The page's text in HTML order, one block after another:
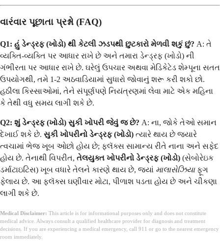
વારંવાર પૂછાતા પ્રશ્નો (FAQ)
Q1: હું ડેન્ડ્રફ (ખોડો) થી કેટલી ઝડપથી છુટકારો મેળવી શકું છું? A: તે
વ્યક્તિ-વ્યક્તિ પર આધાર રાખે છે અને તમારા ડેન્ડ્રફ (ખોડો) ની
ગંભીરતા પર આધાર રાખે છે. ઘરેલું ઉપચાર અથવા મેડિકેટેડ શેમ્પૂના સતત
ઉપયોગથી, તમે 1-2 અઠવાડિયામાં સુધારો જોવાનું શરૂ કરી શકો છો.
હઠીલા કિસ્સાઓમાં, તેને સંપૂર્ણપણે નિયંત્રણમાં લેવા માટે એક મહિના
કે તેથી વધુ સમય લાગી શકે છે.
Q2: શું ડેન્ડ્રફ (ખોડો) સુકી ખોપરી જેવું જ છે? A: ના, જોકે તેઓ સમાન
દેખાઈ શકે છે. સુકી ખોપરીનો ડેન્ડ્રફ (ખોડો) ત્યારે થાય છે જ્યારે
ત્વચામાં ભેજ ખૂબ ઓછો હોય છે; ફ્લૅક્સ સામાન્ય રીતે નાના અને સફેદ
હોય છે. તેનાથી વિપરીત, તેલયુક્ત ખોપરીનો ડેન્ડ્રફ (ખોડો) (સેબોરેઇક
ડર્માટાઇટિસ) ખૂબ વધારે તેલને કારણે થાય છે, જ્યાં માલાસેઝિયાફૂગ
ફેલાય છે. આ ફ્લૅક્સ ઘણીવાર મોટા, પીળાશ પડતા હોય છે અને ચીકણા
લાગી શકે છે.
Medical Disclaimer: This article is for informational purposes only and does not constitute
medical advice. Always consult a qualified healthcare provider for diagnosis and treatment
decisions. If you are experiencing a medical emergency, call 911 or go to the nearest emergency
room immediately.